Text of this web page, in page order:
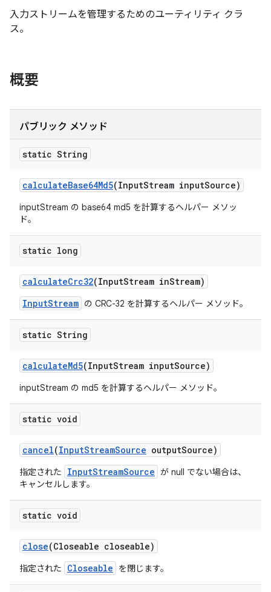
入力ストリームを管理するためのユーティリティ クラ
ス。
概要
パブリック メソッド
static String
calculateBase64Md5(InputStream inputSource)
inputStream の base64 md5 を計算するヘルパー メソッ
ド。
static long
calculateCrc32(InputStream inStream)
InputStream の CRC-32 を計算するヘルパー メソッド。
static String
calculateMd5(InputStream inputSource)
inputStream の md5 を計算するヘルパー メソッド。
static void
cancel(InputStreamSource outputSource)
指定された InputStreamSource が null でない場合は、
キャンセルします。
static void
close(Closeable closeable)
指定された Closeable を閉じます。